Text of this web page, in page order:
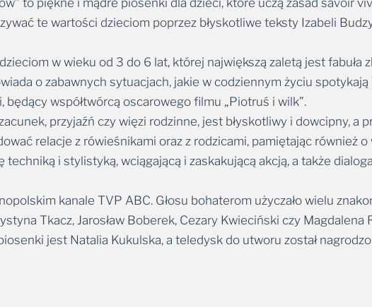
to piękne i mądre piosenki dla dzieci, które uczą zasad savoir
te wartości dzieciom poprzez błyskotliwe teksty Izabeli
w wieku od 3 do 6 lat, której największą zaletą jest fabuła
o zabawnych sytuacjach, jakie w codziennym życiu
będący współtwórcą oscarowego filmu „Piotruś i wilk”.
przyjaźń czy więzi rodzinne, jest błyskotliwy i dowcipny, a
relacje z rówieśnikami oraz z rodzicami, pamiętając również o
i stylistyką, wciągającą i zaskakującą akcją, a także
kanale TVP ABC. Głosu bohaterom użyczało wielu
Tkacz, Jarosław Boberek, Cezary Kwieciński czy Magdalena
jest Natalia Kukulska, a teledysk do utworu został